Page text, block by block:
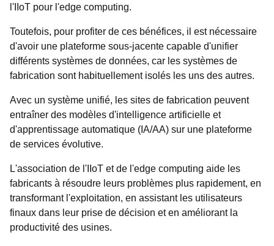
l'IIoT pour l'edge computing.
Toutefois, pour profiter de ces bénéfices, il est nécessaire
d'avoir une plateforme sous-jacente capable d'unifier
différents systèmes de données, car les systèmes de
fabrication sont habituellement isolés les uns des autres.
Avec un système unifié, les sites de fabrication peuvent
entraîner des modèles d'intelligence artificielle et
d'apprentissage automatique (IA/AA) sur une plateforme
de services évolutive.
L'association de l'IIoT et de l'edge computing aide les
fabricants à résoudre leurs problèmes plus rapidement, en
transformant l'exploitation, en assistant les utilisateurs
finaux dans leur prise de décision et en améliorant la
productivité des usines.